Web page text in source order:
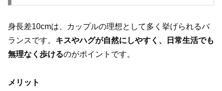
身長差10cmは、カップルの理想として多く挙げられるバ
ランスです。 キスやハグが自然にしやすく、日常生活でも
無理なく歩けるのがポイントです。
メリット